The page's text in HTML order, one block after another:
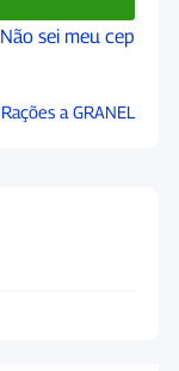
Não sei meu cep
Rações a GRANEL